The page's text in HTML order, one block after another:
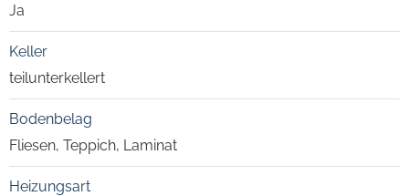
Ja
Keller
teilunterkellert
Bodenbelag
Fliesen, Teppich, Laminat
Heizungsart